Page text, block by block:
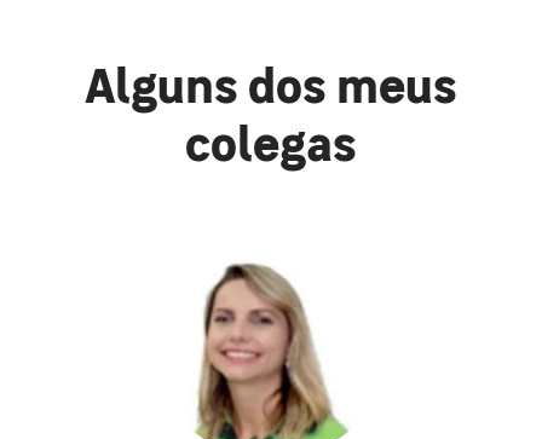
Alguns dos meus
colegas